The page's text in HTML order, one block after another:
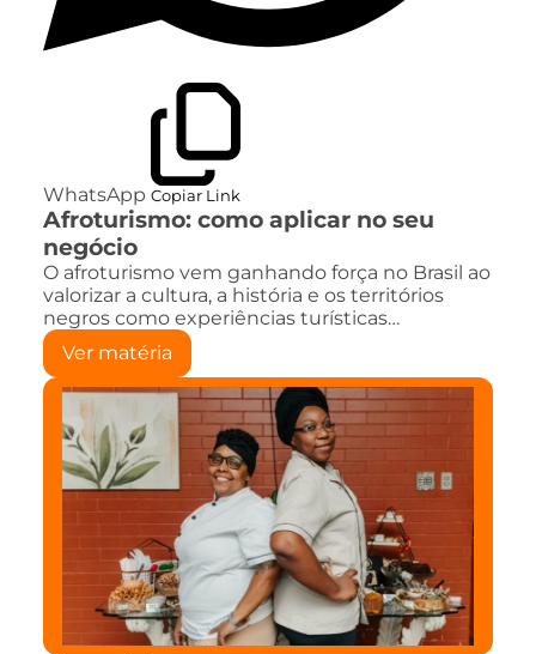
WhatsApp Copiar Link
Afroturismo: como aplicar no seu
negócio
O afroturismo vem ganhando força no Brasil ao
valorizar a cultura, a história e os territórios
negros como experiências turísticas…
Ver matéria